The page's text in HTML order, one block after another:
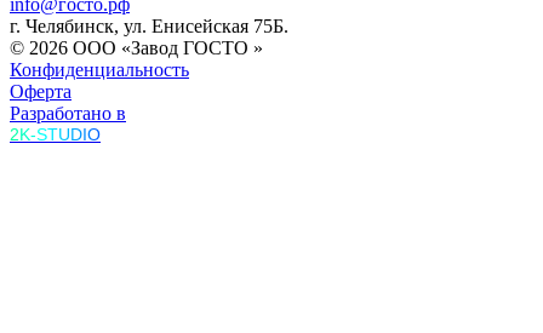
info@госто.рф
г. Челябинск, ул. Енисейская 75Б.
© 2026 ООО «Завод ГОСТО »
Конфиденциальность
Оферта
Разработано в
2K-STUDIO